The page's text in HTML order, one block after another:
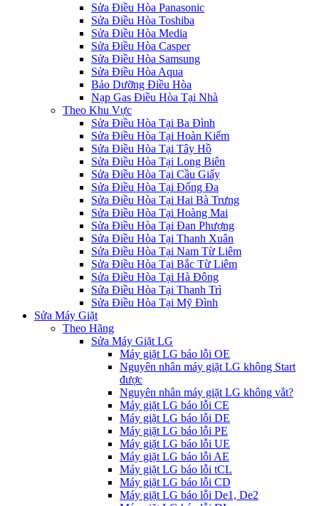
Sửa Điều Hòa Panasonic
Sửa Điều Hòa Toshiba
Sửa Điều Hòa Media
Sửa Điều Hòa Casper
Sửa Điều Hòa Samsung
Sửa Điều Hòa Aqua
Bảo Dưỡng Điều Hòa
Nạp Gas Điều Hòa Tại Nhà
Theo Khu Vực
Sửa Điều Hòa Tại Ba Đình
Sửa Điều Hòa Tại Hoàn Kiếm
Sửa Điều Hòa Tại Tây Hồ
Sửa Điều Hòa Tại Long Biên
Sửa Điều Hòa Tại Cầu Giấy
Sửa Điều Hòa Tại Đống Đa
Sửa Điều Hòa Tại Hai Bà Trưng
Sửa Điều Hòa Tại Hoàng Mai
Sửa Điều Hòa Tại Đan Phượng
Sửa Điều Hòa Tại Thanh Xuân
Sửa Điều Hòa Tại Nam Từ Liêm
Sửa Điều Hòa Tại Bắc Từ Liêm
Sửa Điều Hòa Tại Hà Đông
Sửa Điều Hòa Tại Thanh Trì
Sửa Điều Hòa Tại Mỹ Đình
Sửa Máy Giặt
Theo Hãng
Sửa Máy Giặt LG
Máy giặt LG báo lỗi OE
Nguyên nhân máy giặt LG không Start
được
Nguyên nhân máy giặt LG không vắt?
Máy giặt LG báo lỗi CE
Máy giặt LG báo lỗi DE
Máy giặt LG báo lỗi PE
Máy giặt LG báo lỗi UE
Máy giặt LG báo lỗi AE
Máy giặt LG báo lỗi tCL
Máy giặt LG báo lỗi CD
Máy giặt LG báo lỗi De1, De2